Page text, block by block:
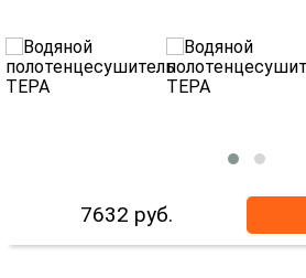
7632 руб.